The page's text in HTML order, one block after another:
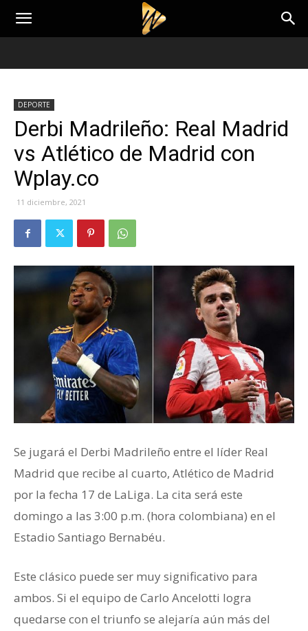
DEPORTE
Derbi Madrileño: Real Madrid
vs Atlético de Madrid con
Wplay.co
11 diciembre, 2021
Se jugará el Derbi Madrileño entre el líder Real
Madrid que recibe al cuarto, Atlético de Madrid
por la fecha 17 de LaLiga. La cita será este
domingo a las 3:00 p.m. (hora colombiana) en el
Estadio Santiago Bernabéu.
Este clásico puede ser muy significativo para
ambos. Si el equipo de Carlo Ancelotti logra
quedarse con el triunfo se alejaría aún más del